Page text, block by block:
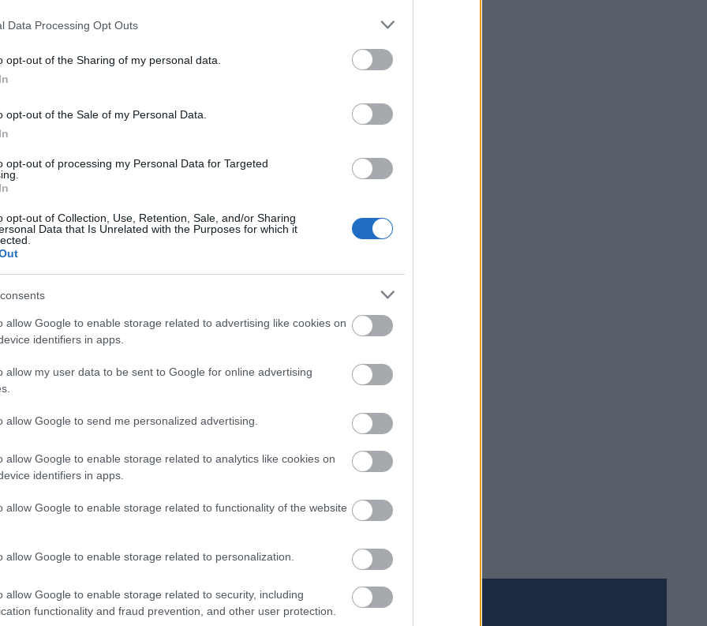
Data Processing Opt Outs
opt-out of the Sharing of my personal data.
opt-out of the Sale of my Personal Data.
opt-out of processing my Personal Data for Targeted
opt-out of Collection, Use, Retention, Sale, and/or Sharing
Data that Is Unrelated with the Purposes for which it
allow Google to enable storage related to advertising like cookies on
identifiers in apps.
allow my user data to be sent to Google for online advertising
allow Google to send me personalized advertising.
allow Google to enable storage related to analytics like cookies on
identifiers in apps.
allow Google to enable storage related to functionality of the website
allow Google to enable storage related to personalization.
allow Google to enable storage related to security, including
functionality and fraud prevention, and other user protection.
i verden med sertifiseringen: Chief of Competition Ski
Womens Nordic.
som driver henne.
Ski-VM og et mesterskap fremtidige generasjoner
for skiidretten, sier Svendsrud.
som sin høyre hånd.
engasjement for hopp og kombinert. Jeg gleder meg
fram mot VM, sier Kristin Mürer Stemland.
Ski-VM 2025i Trondheim, har nå et lederteam på ti personer,
under mesterskapet.
har ansvar for alt det sportslige under SKI-VM 2025.